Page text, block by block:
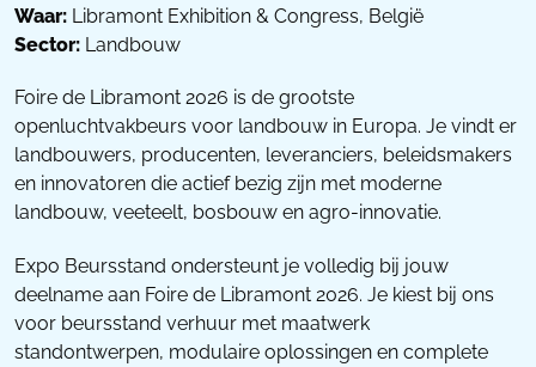
Waar: Libramont Exhibition & Congress, België
Sector: Landbouw
Foire de Libramont 2026 is de grootste
openluchtvakbeurs voor landbouw in Europa. Je vindt er
landbouwers, producenten, leveranciers, beleidsmakers
en innovatoren die actief bezig zijn met moderne
landbouw, veeteelt, bosbouw en agro-innovatie.
Expo Beursstand ondersteunt je volledig bij jouw
deelname aan Foire de Libramont 2026. Je kiest bij ons
voor beursstand verhuur met maatwerk
standontwerpen, modulaire oplossingen en complete